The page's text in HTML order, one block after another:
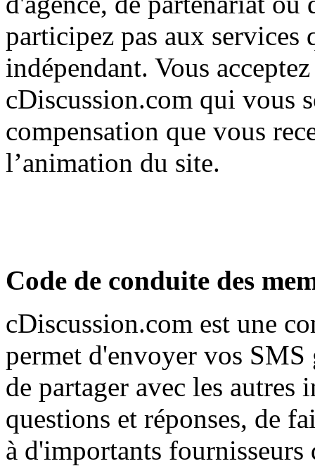
participez pas aux services
indépendant. Vous
cDiscussion.com qui vous
compensation que vous
l’animation du site.
Code de conduite des
cDiscussion.com est une
permet d'envoyer vos
de partager avec les autres
questions et réponses, de
à d'importants